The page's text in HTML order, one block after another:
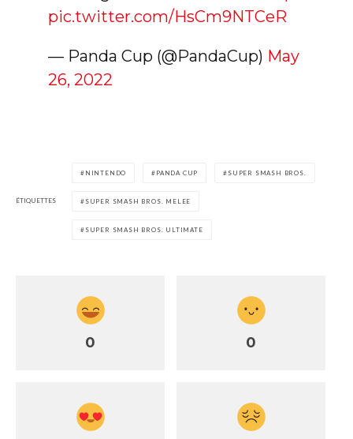
pic.twitter.com/HsCm9NTCeR
— Panda Cup (@PandaCup) May
26, 2022
ÉTIQUETTES
NINTENDO PANDA CUP SUPER SMASH BROS.
SUPER SMASH BROS. MELEE
SUPER SMASH BROS. ULTIMATE
0 0